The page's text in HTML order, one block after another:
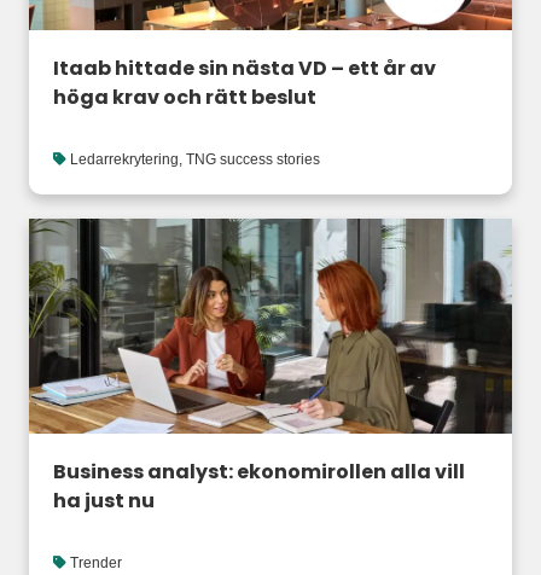
Itaab hittade sin nästa VD – ett år av
höga krav och rätt beslut
Ledarrekrytering, TNG success stories
Business analyst: ekonomirollen alla vill
ha just nu
Trender